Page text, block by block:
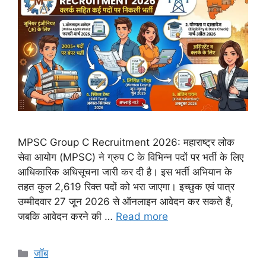
MPSC Group C Recruitment 2026: महाराष्ट्र लोक
सेवा आयोग (MPSC) ने ग्रुप C के विभिन्न पदों पर भर्ती के लिए
आधिकारिक अधिसूचना जारी कर दी है। इस भर्ती अभियान के
तहत कुल 2,619 रिक्त पदों को भरा जाएगा। इच्छुक एवं पात्र
उम्मीदवार 27 जून 2026 से ऑनलाइन आवेदन कर सकते हैं,
जबकि आवेदन करने की … Read more
Categories
जॉब